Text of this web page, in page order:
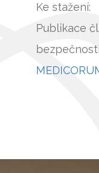
Ke stažení:
Publikace